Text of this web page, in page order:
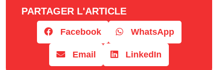
PARTAGER L'ARTICLE
Facebook WhatsApp
Email LinkedIn